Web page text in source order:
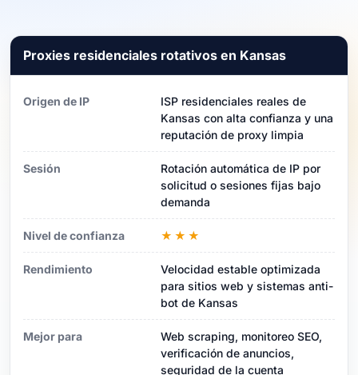
Proxies residenciales rotativos en Kansas
Origen de IP
ISP residenciales reales de
Kansas con alta confianza y una
reputación de proxy limpia
Sesión
Rotación automática de IP por
solicitud o sesiones fijas bajo
demanda
Nivel de confianza ★★★
Rendimiento
Velocidad estable optimizada
para sitios web y sistemas anti-
bot de Kansas
Mejor para
Web scraping, monitoreo SEO,
verificación de anuncios,
seguridad de la cuenta